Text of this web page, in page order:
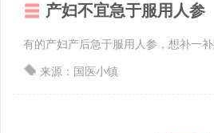
产妇不宜急于服用人参
有的产妇产后急于服用人参，想补一
来源：国医小镇